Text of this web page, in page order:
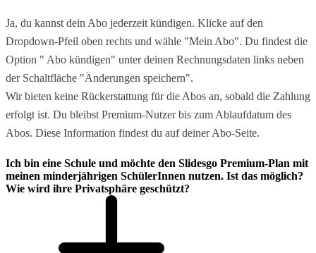
Ja, du kannst dein Abo jederzeit kündigen. Klicke auf den
Dropdown-Pfeil oben rechts und wähle "Mein Abo". Du findest die
Option " Abo kündigen" unter deinen Rechnungsdaten links neben
der Schaltfläche "Änderungen speichern".
Wir bieten keine Rückerstattung für die Abos an, sobald die Zahlung
erfolgt ist. Du bleibst Premium-Nutzer bis zum Ablaufdatum des
Abos. Diese Information findest du auf deiner Abo-Seite.
Ich bin eine Schule und möchte den Slidesgo Premium-Plan mit
meinen minderjährigen SchülerInnen nutzen. Ist das möglich?
Wie wird ihre Privatsphäre geschützt?